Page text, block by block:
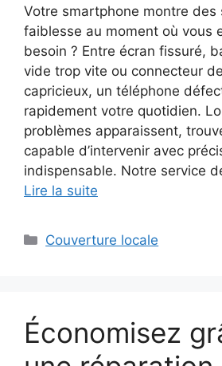
Votre smartphone montre des
faiblesse au moment où vous
besoin ? Entre écran fissuré,
vide trop vite ou connecteur
capricieux, un téléphone
rapidement votre quotidien.
problèmes apparaissent,
capable d’intervenir avec
indispensable. Notre service
Lire la suite
Couverture locale
Économisez